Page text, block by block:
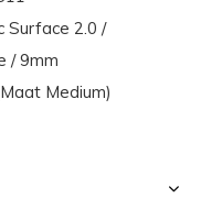
Surface 2.0 /
/ 9mm
Medium)